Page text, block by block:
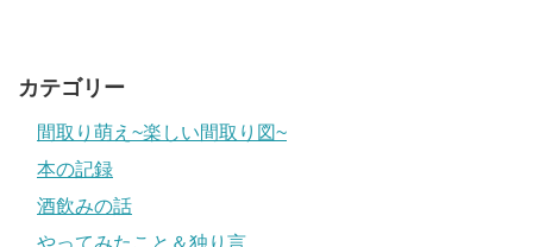
カテゴリー
間取り萌え~楽しい間取り図~
本の記録
酒飲みの話